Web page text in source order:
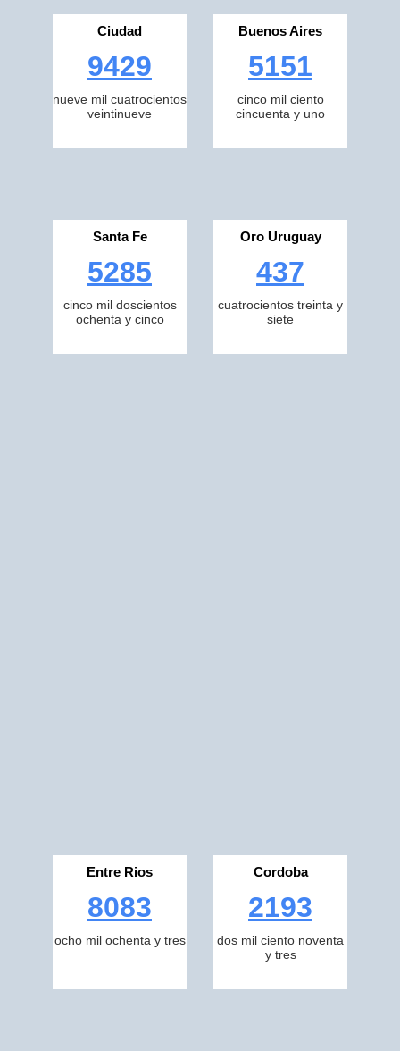
Ciudad
9429
nueve mil cuatrocientos
veintinueve
Buenos Aires
5151
cinco mil ciento
cincuenta y uno
Santa Fe
5285
cinco mil doscientos
ochenta y cinco
Oro Uruguay
437
cuatrocientos treinta y
siete
Entre Rios
8083
ocho mil ochenta y tres
Cordoba
2193
dos mil ciento noventa
y tres